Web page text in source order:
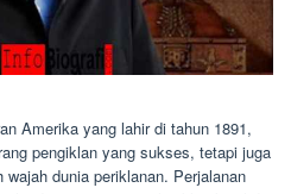
Amerika yang lahir di tahun 1891,
pengiklan yang sukses, tetapi juga
dunia periklanan. Perjalanan